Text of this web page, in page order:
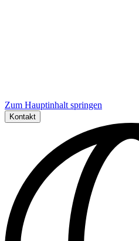
Zum Hauptinhalt springen
Kontakt